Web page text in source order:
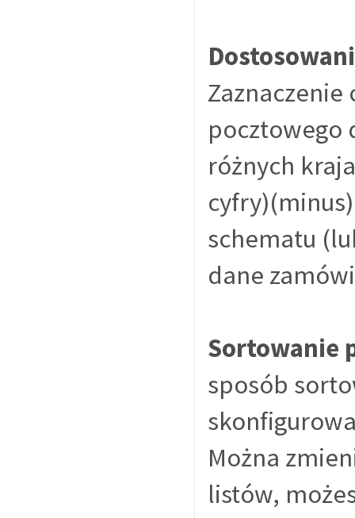
pocztowego
różnych
schematu
dane
Sortowanie
sposób
Można
listów,